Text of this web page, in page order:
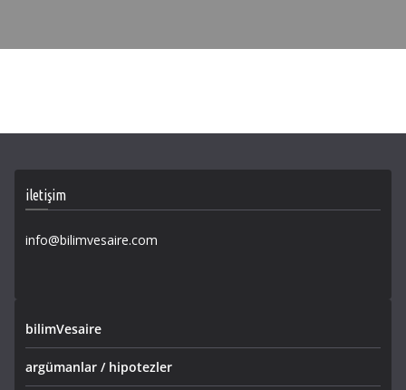
iletişim
info@bilimvesaire.com
bilimVesaire
argümanlar / hipotezler